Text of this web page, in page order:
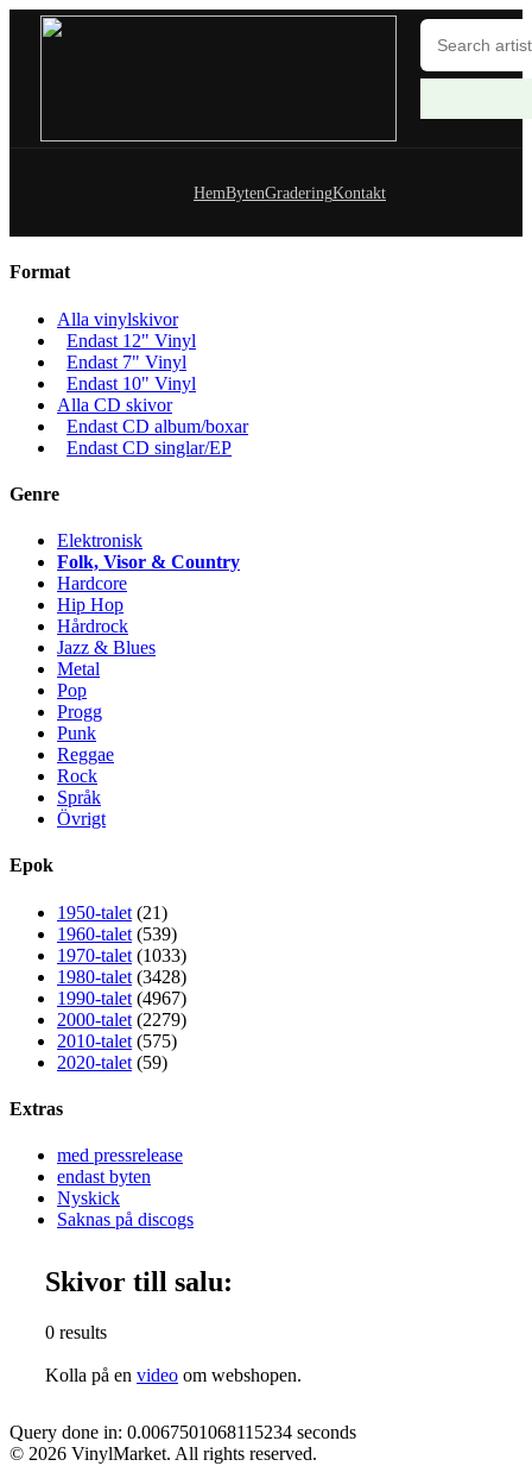
HemBytenGraderingKontakt
Format
Alla vinylskivor
Endast 12" Vinyl
Endast 7" Vinyl
Endast 10" Vinyl
Alla CD skivor
Endast CD album/boxar
Endast CD singlar/EP
Genre
Elektronisk
Folk, Visor & Country
Hardcore
Hip Hop
Hårdrock
Jazz & Blues
Metal
Pop
Progg
Punk
Reggae
Rock
Språk
Övrigt
Epok
1950-talet (21)
1960-talet (539)
1970-talet (1033)
1980-talet (3428)
1990-talet (4967)
2000-talet (2279)
2010-talet (575)
2020-talet (59)
Extras
med pressrelease
endast byten
Nyskick
Saknas på discogs
Skivor till salu:
0 results
Kolla på en video om webshopen.
Query done in: 0.0067501068115234 seconds
© 2026 VinylMarket. All rights reserved.